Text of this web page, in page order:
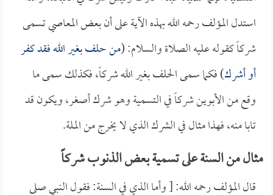
استدل المؤلف رحمه الله بهذه الآية على أن بعض المعاصي تسمى
شركاً كقوله عليه الصلاة والسلام: (من حلف بغير الله فقد كفر
أو أشرك) فكما سمى الحلف بغير الله شركاً، فكذلك سمى ما
وقع من الأبوين شركاً في التسمية وهو شرك أصغر، ويكون قد
تابا منه، فهذا مثال في الشرك الذي لا يخرج من الملة.
مثال من السنة على تسمية بعض الذنوب شركاً
قال المؤلف رحمه الله: [ وأما الذي في السنة: فقول النبي صلى